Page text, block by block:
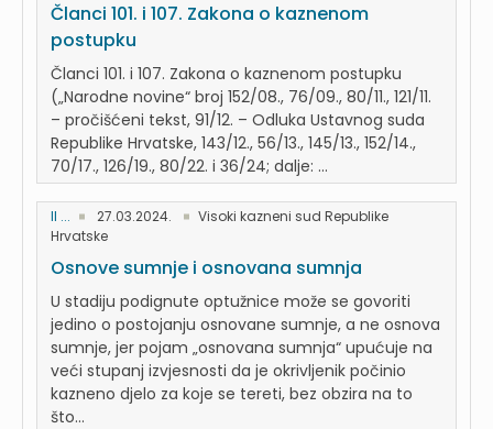
Članci 101. i 107. Zakona o kaznenom
postupku
Članci 101. i 107. Zakona o kaznenom postupku
(„Narodne novine“ broj 152/08., 76/09., 80/11., 121/11.
– pročišćeni tekst, 91/12. – Odluka Ustavnog suda
Republike Hrvatske, 143/12., 56/13., 145/13., 152/14.,
70/17., 126/19., 80/22. i 36/24; dalje: ...
II ... 27.03.2024.
Visoki kazneni sud Republike
Hrvatske
Osnove sumnje i osnovana sumnja
U stadiju podignute optužnice može se govoriti
jedino o postojanju osnovane sumnje, a ne osnova
sumnje, jer pojam „osnovana sumnja“ upućuje na
veći stupanj izvjesnosti da je okrivljenik počinio
kazneno djelo za koje se tereti, bez obzira na to
što...